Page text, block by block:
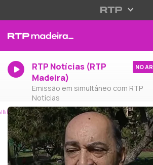
RTP Notícias (RTP
Madeira)
Emissão em simultâneo com RTP
Notícias
NO AR